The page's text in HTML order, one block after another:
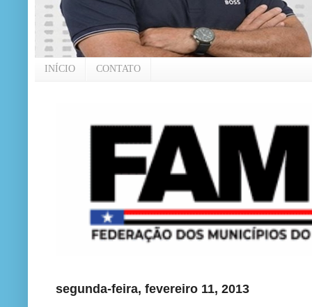
INÍCIO CONTATO
segunda-feira, fevereiro 11, 2013